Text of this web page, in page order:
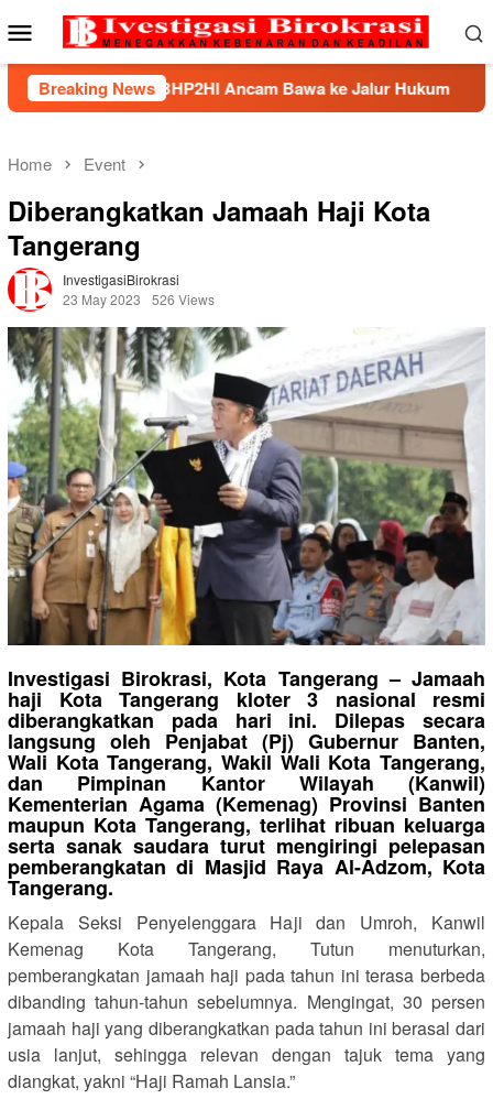
to
Mobile
Menu
Breaking News
BHP2HI Ancam Bawa ke Jalur Hukum
Home Event
Diberangkatkan Jamaah Haji Kota
Tangerang
InvestigasiBirokrasi
23 May 2023
526 Views
Investigasi Birokrasi, Kota Tangerang – Jamaah
haji Kota Tangerang kloter 3 nasional resmi
diberangkatkan pada hari ini. Dilepas secara
langsung oleh Penjabat (Pj) Gubernur Banten,
Wali Kota Tangerang, Wakil Wali Kota Tangerang,
dan Pimpinan Kantor Wilayah (Kanwil)
Kementerian Agama (Kemenag) Provinsi Banten
maupun Kota Tangerang, terlihat ribuan keluarga
serta sanak saudara turut mengiringi pelepasan
pemberangkatan di Masjid Raya Al-Adzom, Kota
Tangerang.
Kepala Seksi Penyelenggara Haji dan Umroh, Kanwil
Kemenag Kota Tangerang, Tutun menuturkan,
pemberangkatan jamaah haji pada tahun ini terasa berbeda
dibanding tahun-tahun sebelumnya. Mengingat, 30 persen
jamaah haji yang diberangkatkan pada tahun ini berasal dari
usia lanjut, sehingga relevan dengan tajuk tema yang
diangkat, yakni “Haji Ramah Lansia.”